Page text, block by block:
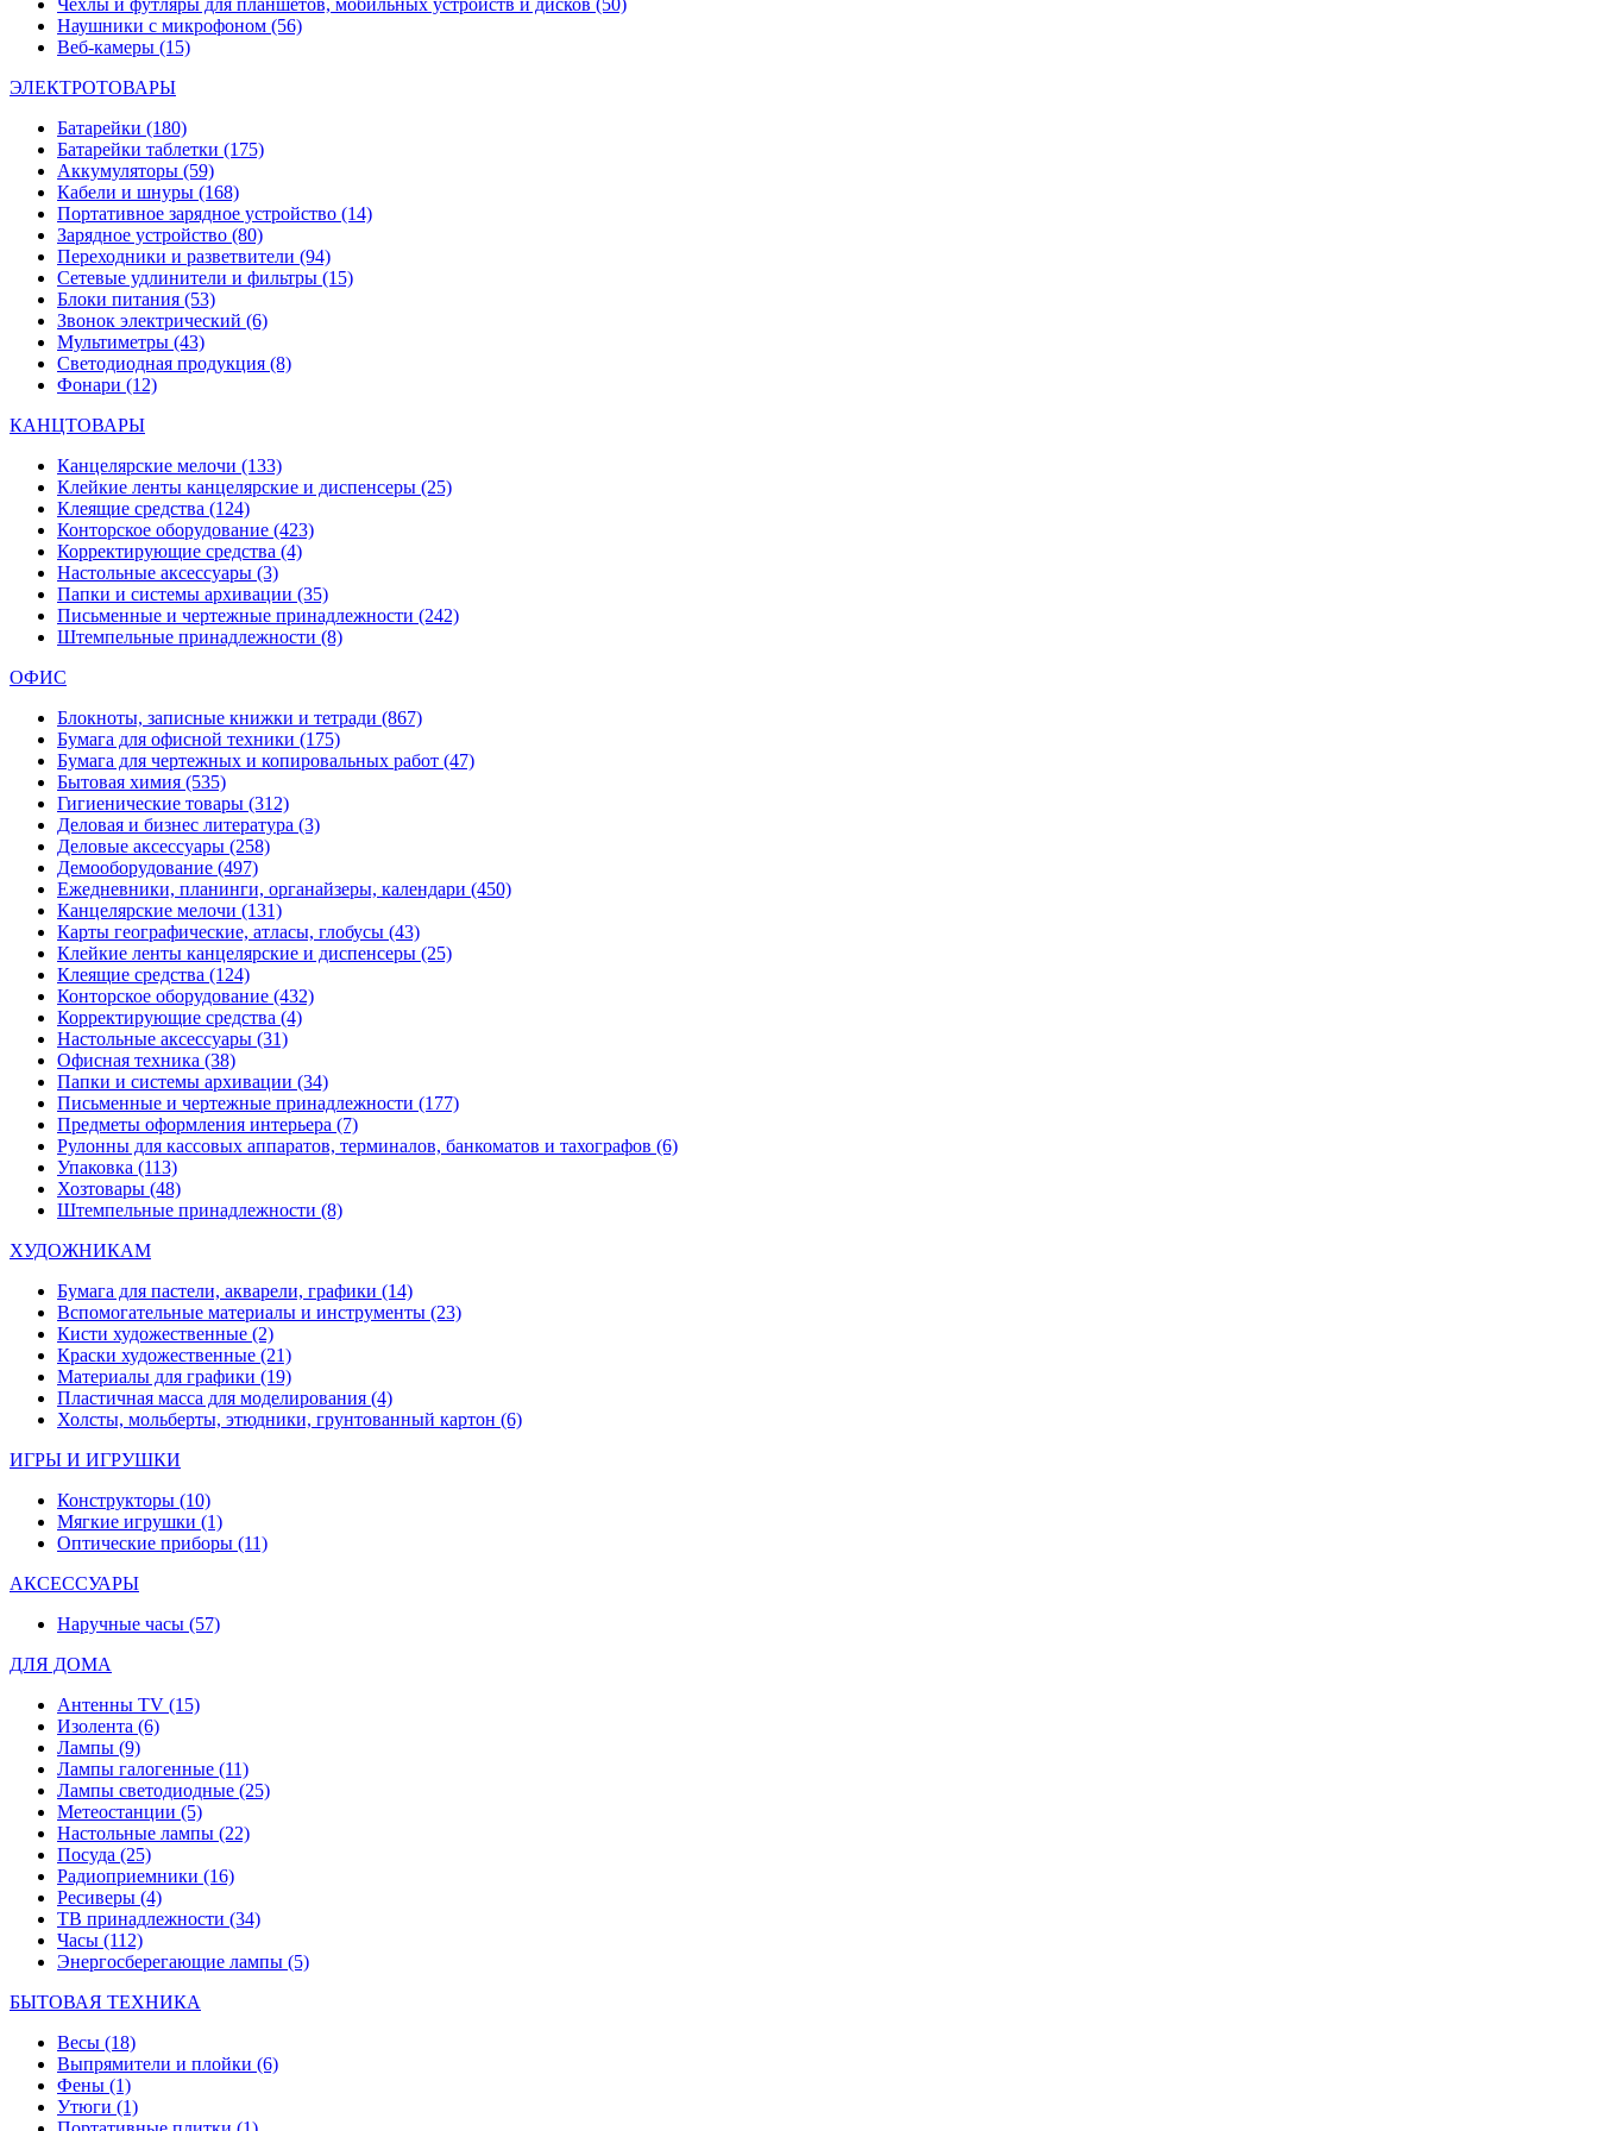
Чехлы и футляры для планшетов, мобильных устройств и дисков (50)
Наушники с микрофоном (56)
Веб-камеры (15)
ЭЛЕКТРОТОВАРЫ
Батарейки (180)
Батарейки таблетки (175)
Аккумуляторы (59)
Кабели и шнуры (168)
Портативное зарядное устройство (14)
Зарядное устройство (80)
Переходники и разветвители (94)
Сетевые удлинители и фильтры (15)
Блоки питания (53)
Звонок электрический (6)
Мультиметры (43)
Светодиодная продукция (8)
Фонари (12)
КАНЦТОВАРЫ
Канцелярские мелочи (133)
Клейкие ленты канцелярские и диспенсеры (25)
Клеящие средства (124)
Конторское оборудование (423)
Корректирующие средства (4)
Настольные аксессуары (3)
Папки и системы архивации (35)
Письменные и чертежные принадлежности (242)
Штемпельные принадлежности (8)
ОФИС
Блокноты, записные книжки и тетради (867)
Бумага для офисной техники (175)
Бумага для чертежных и копировальных работ (47)
Бытовая химия (535)
Гигиенические товары (312)
Деловая и бизнес литература (3)
Деловые аксессуары (258)
Демооборудование (497)
Ежедневники, планинги, органайзеры, календари (450)
Канцелярские мелочи (131)
Карты географические, атласы, глобусы (43)
Клейкие ленты канцелярские и диспенсеры (25)
Клеящие средства (124)
Конторское оборудование (432)
Корректирующие средства (4)
Настольные аксессуары (31)
Офисная техника (38)
Папки и системы архивации (34)
Письменные и чертежные принадлежности (177)
Предметы оформления интерьера (7)
Рулонны для кассовых аппаратов, терминалов, банкоматов и тахографов (6)
Упаковка (113)
Хозтовары (48)
Штемпельные принадлежности (8)
ХУДОЖНИКАМ
Бумага для пастели, акварели, графики (14)
Вспомогательные материалы и инструменты (23)
Кисти художественные (2)
Краски художественные (21)
Материалы для графики (19)
Пластичная масса для моделирования (4)
Холсты, мольберты, этюдники, грунтованный картон (6)
ИГРЫ И ИГРУШКИ
Конструкторы (10)
Мягкие игрушки (1)
Оптические приборы (11)
АКСЕССУАРЫ
Наручные часы (57)
ДЛЯ ДОМА
Антенны TV (15)
Изолента (6)
Лампы (9)
Лампы галогенные (11)
Лампы светодиодные (25)
Метеостанции (5)
Настольные лампы (22)
Посуда (25)
Радиоприемники (16)
Ресиверы (4)
ТВ принадлежности (34)
Часы (112)
Энергосберегающие лампы (5)
БЫТОВАЯ ТЕХНИКА
Весы (18)
Выпрямители и плойки (6)
Фены (1)
Утюги (1)